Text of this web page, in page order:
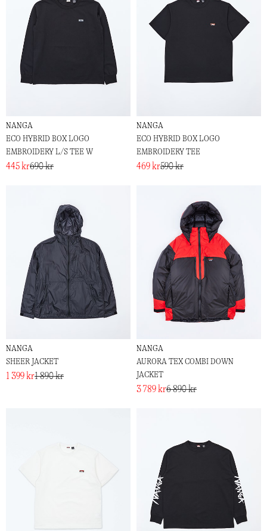
NANGA
ECO HYBRID BOX LOGO
EMBROIDERY L/S TEE W
445 kr690 kr
NANGA
ECO HYBRID BOX LOGO
EMBROIDERY TEE
469 kr590 kr
NANGA
SHEER JACKET
1 399 kr1 890 kr
NANGA
AURORA TEX COMBI DOWN
JACKET
3 789 kr6 890 kr